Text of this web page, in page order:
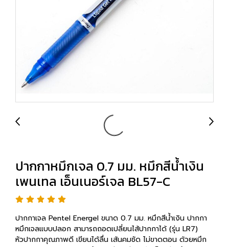
ปากกาหมึกเจล 0.7 มม. หมึกสีน้ำเงิน
เพนเทล เอ็นเนอร์เจล BL57-C
ปากกาเจล Pentel Energel ขนาด 0.7 มม. หมึกสีน้ำเงิน ปากกา
หมึกเจลแบบปลอก สามารถถอดเปลี่ยนไส้ปากกาได้ (รุ่น LR7)
หัวปากกาคุณภาพดี เขียนได้ลื่น เส้นคมชัด ไม่ขาดตอน ด้วยหมึก